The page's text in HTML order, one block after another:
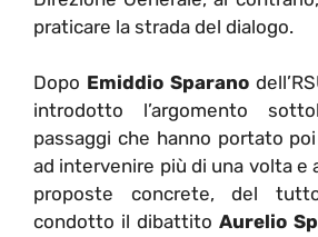
praticare la strada del dialogo.
Dopo Emiddio Sparano
introdotto l’argomento
passaggi che hanno portato
ad intervenire più di una volta e
proposte concrete, del
condotto il dibattito Aurelio